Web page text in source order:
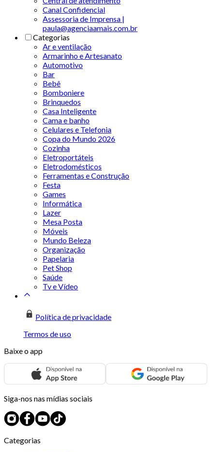
Canal Confidencial
Assessoria de Imprensa |
paula@agenciaamais.com.br
Categorias
Ar e ventilação
Armarinho e Artesanato
Automotivo
Bar
Bebê
Bomboniere
Brinquedos
Casa Inteligente
Cama e banho
Celulares e Telefonia
Copa do Mundo 2026
Cozinha
Eletroportáteis
Eletrodomésticos
Ferramentas e Construção
Festa
Games
Informática
Lazer
Mesa Posta
Móveis
Mundo Beleza
Organização
Papelaria
Pet Shop
Saúde
Tv e Vídeo
Política de privacidade
Termos de uso
Baixe o app
Siga-nos nas mídias sociais
Categorias